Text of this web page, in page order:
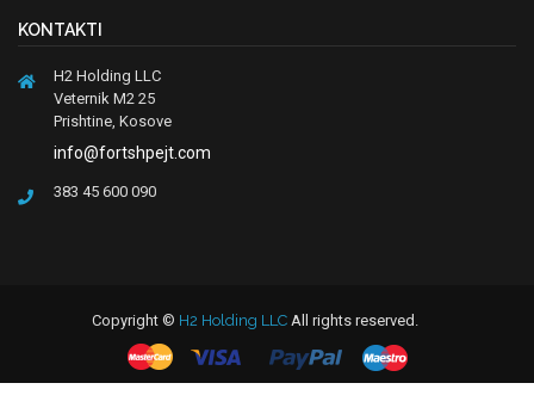
KONTAKTI
H2 Holding LLC
Veternik M2 25
Prishtine, Kosove
info@fortshpejt.com
383 45 600 090
Copyright © H2 Holding LLC All rights reserved.